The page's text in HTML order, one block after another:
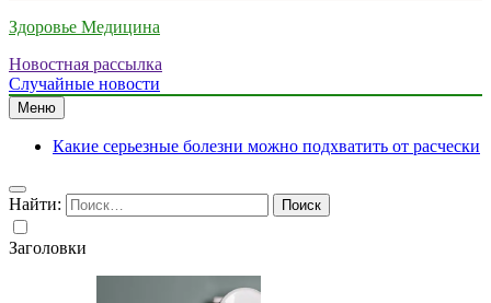
Здоровье Медицина
Новостная рассылка
Случайные новости
Меню
Какие серьезные болезни можно подхватить от расчески
Найти:
Заголовки